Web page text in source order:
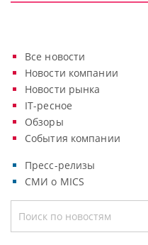
Все новости
Новости компании
Новости рынка
IT-ресное
Обзоры
События компании
Пресс-релизы
СМИ о MICS